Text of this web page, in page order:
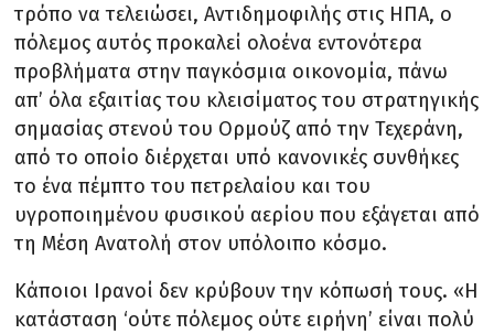
τρόπο να τελειώσει, Αντιδημοφιλής στις ΗΠΑ, ο
πόλεμος αυτός προκαλεί ολοένα εντονότερα
προβλήματα στην παγκόσμια οικονομία, πάνω
απ’ όλα εξαιτίας του κλεισίματος του στρατηγικής
σημασίας στενού του Ορμούζ από την Τεχεράνη,
από το οποίο διέρχεται υπό κανονικές συνθήκες
το ένα πέμπτο του πετρελαίου και του
υγροποιημένου φυσικού αερίου που εξάγεται από
τη Μέση Ανατολή στον υπόλοιπο κόσμο.
Κάποιοι Ιρανοί δεν κρύβουν την κόπωσή τους. «Η
κατάσταση ‘ούτε πόλεμος ούτε ειρήνη’ είναι πολύ